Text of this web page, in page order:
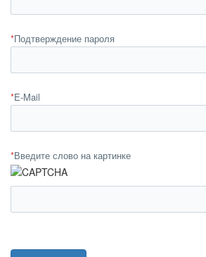
*Подтверждение пароля
*E-Mail
*Введите слово на картинке